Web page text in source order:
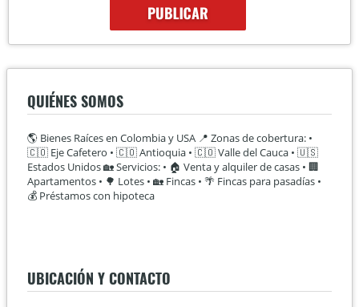
QUIÉNES SOMOS
🌎 Bienes Raíces en Colombia y USA 📍 Zonas de cobertura: •
🇨🇴 Eje Cafetero • 🇨🇴 Antioquia • 🇨🇴 Valle del Cauca • 🇺🇸
Estados Unidos 🏡 Servicios: • 🏠 Venta y alquiler de casas • 🏢
Apartamentos • 🌳 Lotes • 🏡 Fincas • 🌴 Fincas para pasadías •
💰 Préstamos con hipoteca
UBICACIÓN Y CONTACTO